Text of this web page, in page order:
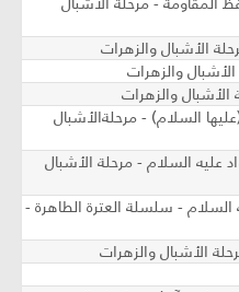
(عليها السلام) - مرحلةالأشبال
عليه السلام - مرحلة الأشبال
السلام - سلسلة العترة الطاهرة -
الأشبال والزهرات